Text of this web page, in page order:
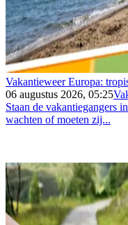
Vakantieweer Europa:
06 augustus 2026, 05:25
Staan de vakantiegangers
wachten of moeten zij...